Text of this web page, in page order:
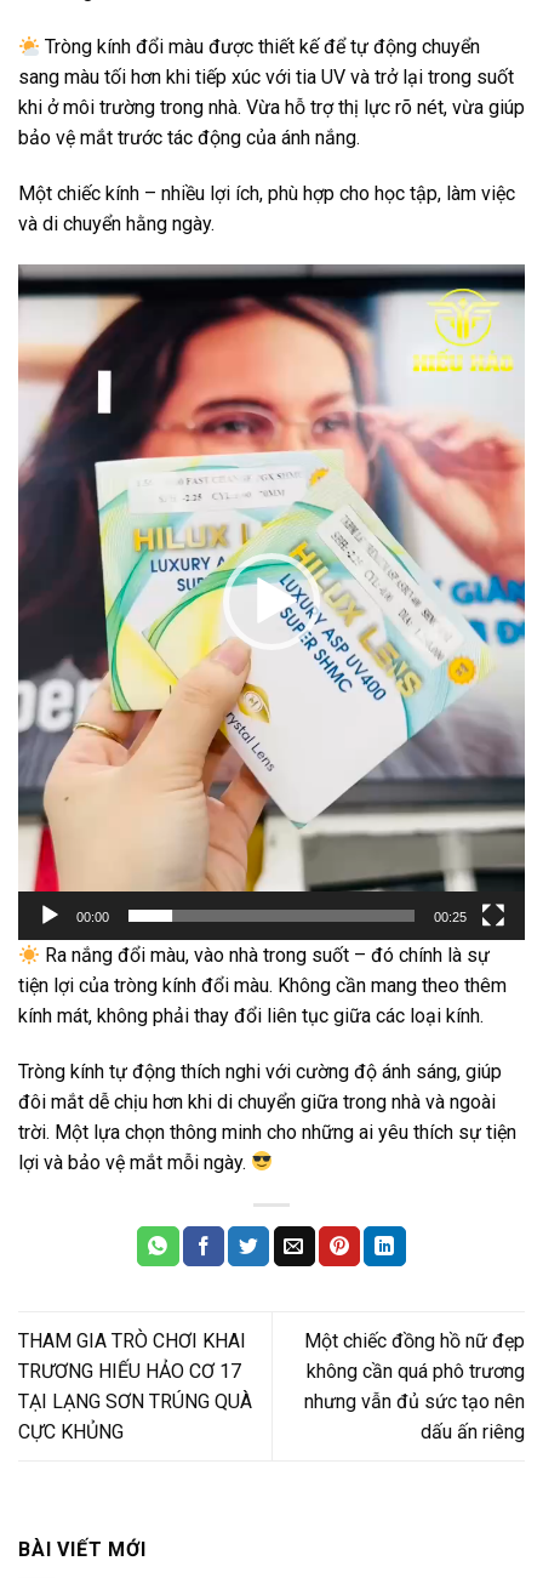
Tròng kính đổi màu được thiết kế để tự động chuyển
sang màu tối hơn khi tiếp xúc với tia UV và trở lại trong suốt
khi ở môi trường trong nhà. Vừa hỗ trợ thị lực rõ nét, vừa giúp
bảo vệ mắt trước tác động của ánh nắng.
Một chiếc kính – nhiều lợi ích, phù hợp cho học tập, làm việc
và di chuyển hằng ngày.
Trình
chơi
Video
00:00 00:25
Ra nắng đổi màu, vào nhà trong suốt – đó chính là sự
tiện lợi của tròng kính đổi màu. Không cần mang theo thêm
kính mát, không phải thay đổi liên tục giữa các loại kính.
Tròng kính tự động thích nghi với cường độ ánh sáng, giúp
đôi mắt dễ chịu hơn khi di chuyển giữa trong nhà và ngoài
trời. Một lựa chọn thông minh cho những ai yêu thích sự tiện
lợi và bảo vệ mắt mỗi ngày.
THAM GIA TRÒ CHƠI KHAI
TRƯƠNG HIẾU HẢO CƠ 17
TẠI LẠNG SƠN TRÚNG QUÀ
CỰC KHỦNG
Một chiếc đồng hồ nữ đẹp
không cần quá phô trương
nhưng vẫn đủ sức tạo nên
dấu ấn riêng
BÀI VIẾT MỚI